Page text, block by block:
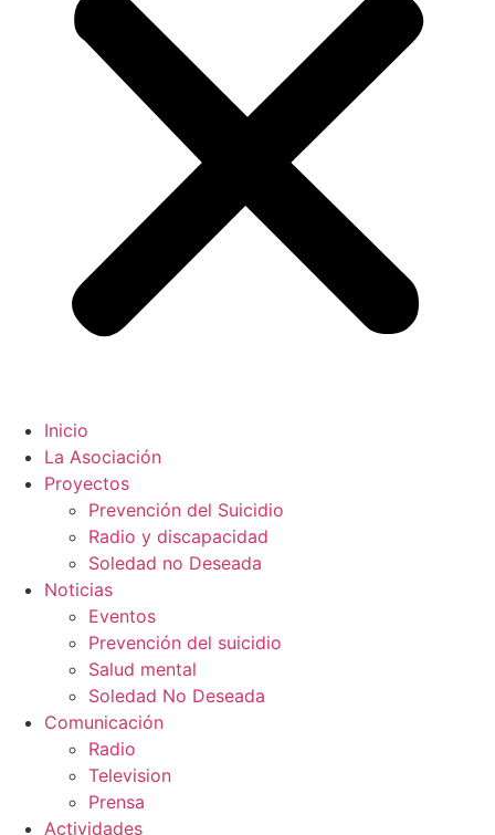
Inicio
La Asociación
Proyectos
Prevención del Suicidio
Radio y discapacidad
Soledad no Deseada
Noticias
Eventos
Prevención del suicidio
Salud mental
Soledad No Deseada
Comunicación
Radio
Television
Prensa
Actividades